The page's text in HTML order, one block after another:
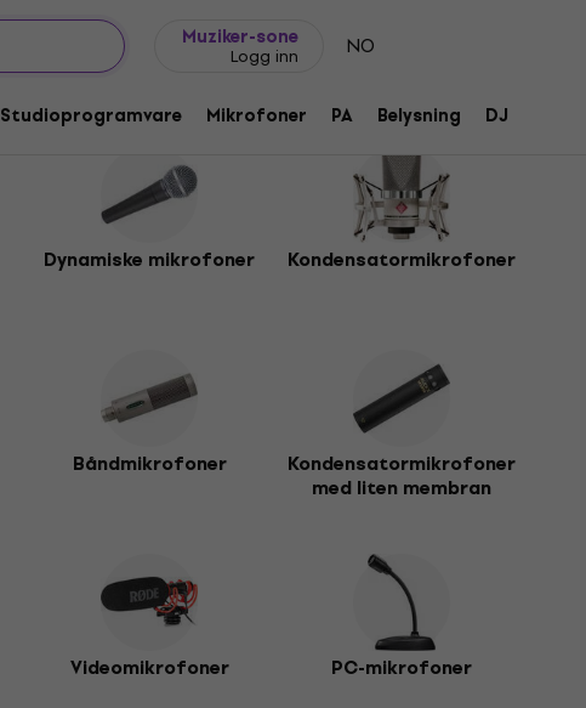
Muziker-sone
Logg inn NO
Studioprogramvare Mikrofoner PA Belysning DJ
Dynamiske mikrofoner Kondensatormikrofoner
Båndmikrofoner
Kondensatormikrofoner
med liten membran
Videomikrofoner PC-mikrofoner